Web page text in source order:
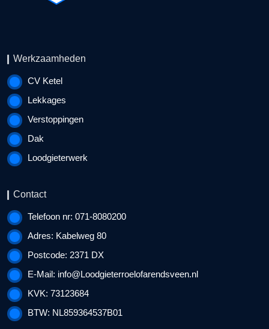
Werkzaamheden
CV Ketel
Lekkages
Verstoppingen
Dak
Loodgieterwerk
Contact
Telefoon nr: 071-8080200
Adres: Kabelweg 80
Postcode: 2371 DX
E-Mail: info@Loodgieterroelofarendsveen.nl
KVK: 73123684
BTW: NL859364537B01